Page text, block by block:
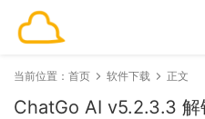
当前位置： 首页 软件下载 正文
ChatGo AI v5.2.3.3 解